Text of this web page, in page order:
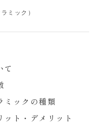
ミック）
て
ミックの種類
ット・デメリット